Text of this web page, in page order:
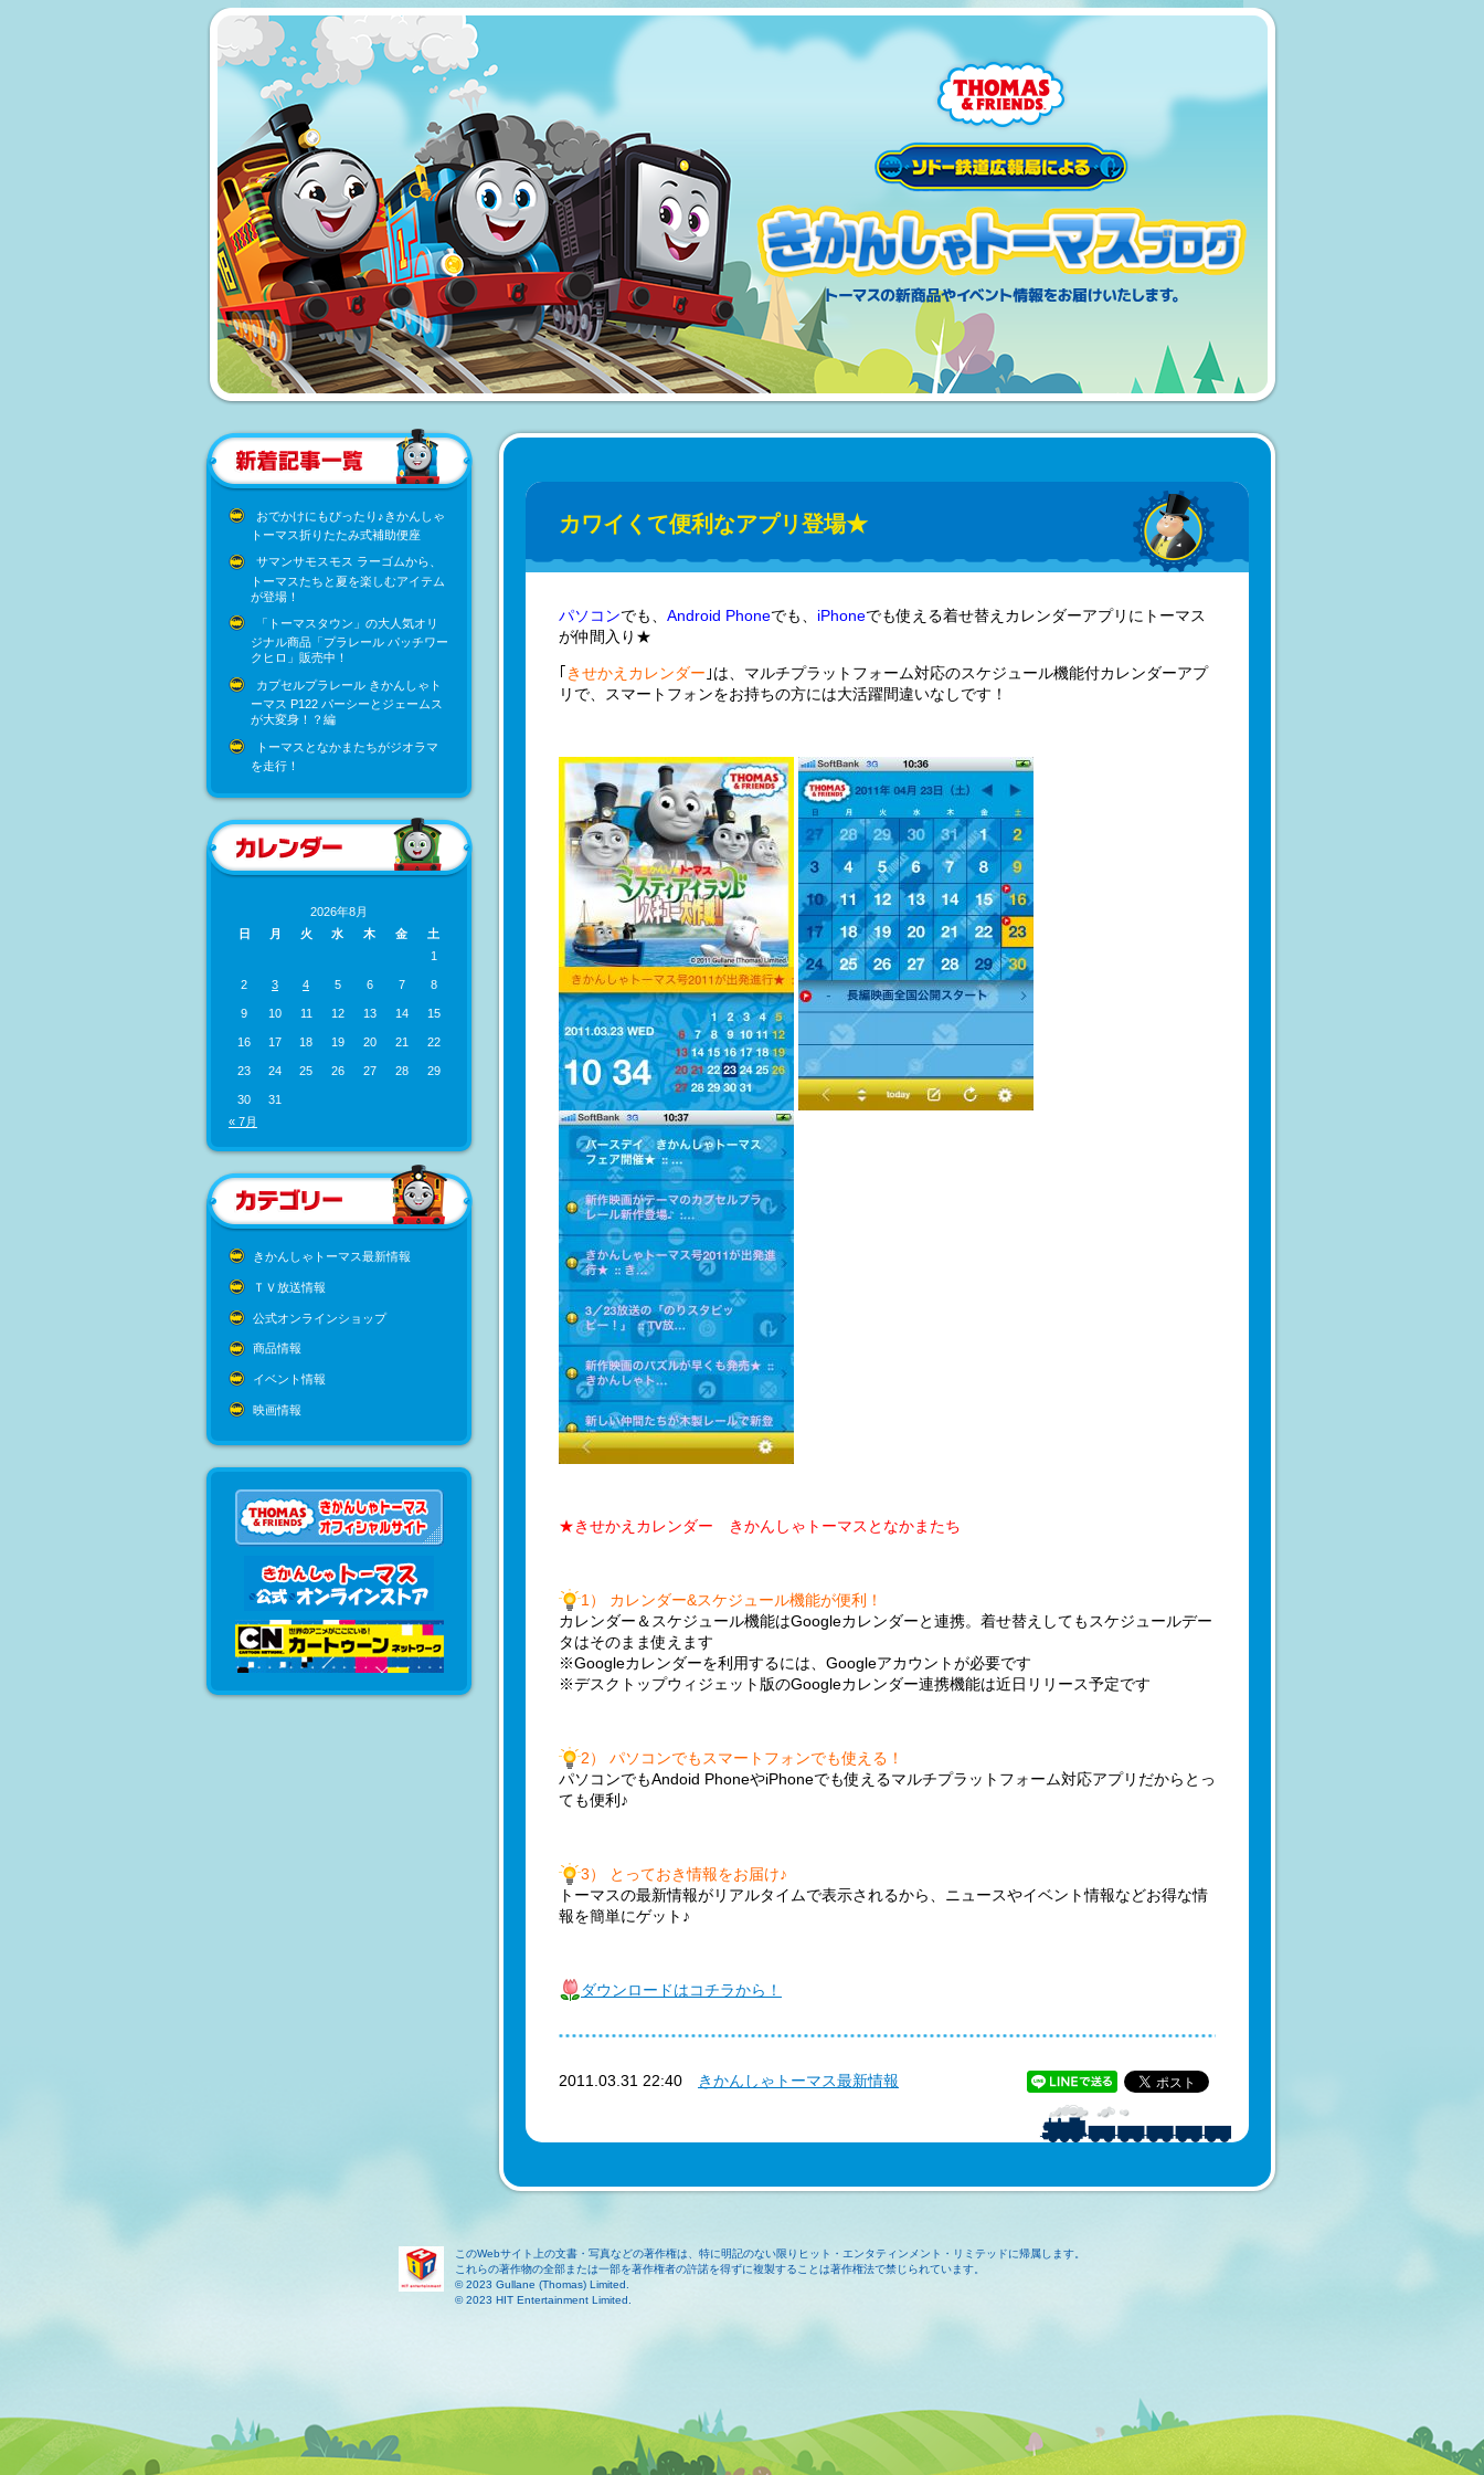
おでかけにもぴったり♪きかんしゃ
トーマス折りたたみ式補助便座
サマンサモスモス ラーゴムから、
トーマスたちと夏を楽しむアイテム
が登場！
「トーマスタウン」の大人気オリ
ジナル商品「プラレール パッチワー
クヒロ」販売中！
カプセルプラレール きかんしゃト
ーマス P122 パーシーとジェームス
が大変身！？編
トーマスとなかまたちがジオラマ
を走行！
2026年8月
日
月 火 水 木 金
土
1
2 3 4 5 6 7 8
9 10 11 12 13 14 15
16 17 18 19 20 21 22
23 24 25 26 27 28 29
30
31
« 7月
きかんしゃトーマス最新情報
ＴＶ放送情報
公式オンラインショップ
商品情報
イベント情報
映画情報
カワイくて便利なアプリ登場★
パソコンでも、 Android Phoneでも、 iPhoneでも使える着せ替えカレンダーアプリにトーマス
が仲間入り★
きせかえカレンダー ｣は、マルチプラットフォーム対応のスケジュール機能付カレンダーアプ
リで、スマートフォンをお持ちの方には大活躍間違いなしです！
★きせかえカレンダー きかんしゃトーマスとなかまたち
1） カレンダー&スケジュール機能が便利！
カレンダー＆スケジュール機能はGoogleカレンダーと連携。着せ替えしてもスケジュールデー
タはそのまま使えます
※Googleカレンダーを利用するには、Googleアカウントが必要です
※デスクトップウィジェット版のGoogleカレンダー連携機能は近日リリース予定です
2） パソコンでもスマートフォンでも使える！
パソコンでもAndoid PhoneやiPhoneでも使えるマルチプラットフォーム対応アプリだからとっ
ても便利♪
3） とっておき情報をお届け♪
トーマスの最新情報がリアルタイムで表示されるから、ニュースやイベント情報などお得な情
報を簡単にゲット♪
ダウンロードはコチラから！
2011.03.31 22:40 きかんしゃトーマス最新情報
このWebサイト上の文書・写真などの著作権は、特に明記のない限りヒット・エンタティンメント・リミテッドに帰属します。
これらの著作物の全部または一部を著作権者の許諾を得ずに複製することは著作権法で禁じられています。
© 2023 Gullane (Thomas) Limited.
© 2023 HIT Entertainment Limited.